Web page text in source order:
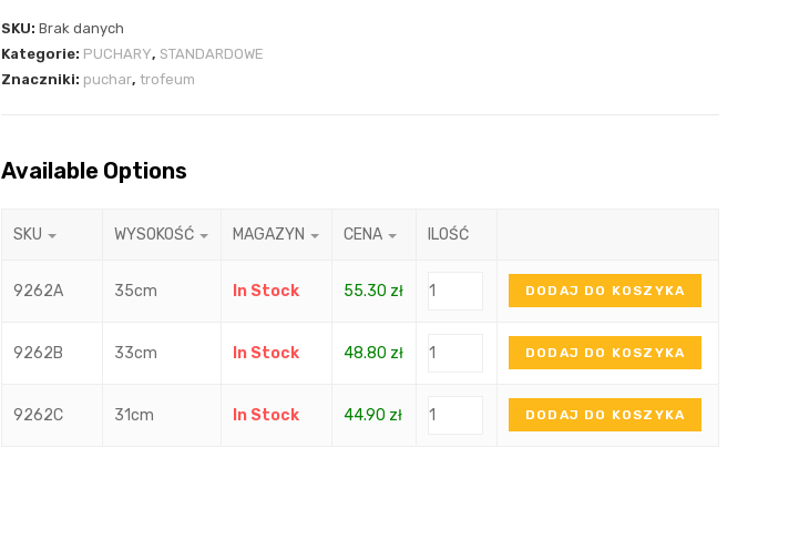
SKU: Brak danych
Kategorie: PUCHARY, STANDARDOWE
Znaczniki: puchar, trofeum
Available Options
SKU WYSOKOŚĆ MAGAZYN CENA ILOŚĆ
9262A 35cm In Stock 55.30 zł DODAJ DO KOSZYKA
9262B 33cm In Stock 48.80 zł DODAJ DO KOSZYKA
9262C 31cm In Stock 44.90 zł DODAJ DO KOSZYKA